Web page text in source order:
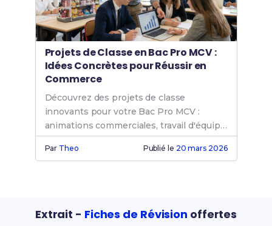
Projets de Classe en Bac Pro MCV :
Idées Concrètes pour Réussir en
Commerce
Découvrez des projets de classe
innovants pour votre Bac Pro MCV :
animations commerciales, travail d'équipe
et préparation orale.
Par Theo Publié le 20 mars 2026
Extrait - Fiches de Révision offertes